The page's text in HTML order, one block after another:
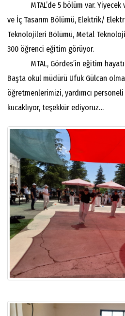
MTAL’de 5 bölüm var. Yiyecek
ve İç Tasarım Bölümü, Elektrik/
Teknolojileri Bölümü, Metal
300 öğrenci eğitim görüyor.
MTAL, Gördes’in eğitim
Başta okul müdürü Ufuk Gülcan
öğretmenlerimizi, yardımcı
kucaklıyor, teşekkür ediyoruz…